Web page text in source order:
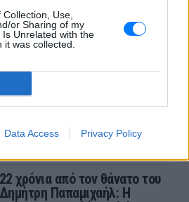
Use,
or Sharing of my
Unrelated with the
was collected.
Data Access Privacy Policy
έβρασε μακαρόνια με
δέχτηκε ανελέητο
για την καταλληλότητα του
22 χρόνια από τον θάνατο του
Δημήτρη Παπαμιχαήλ: Η